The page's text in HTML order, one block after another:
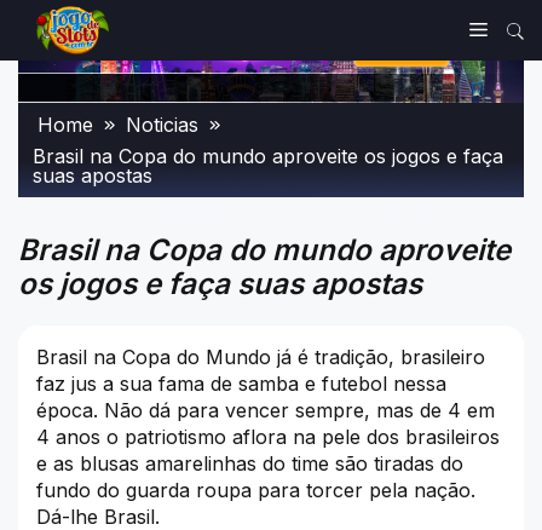
Skip
content
Menu
Home
Noticias
Brasil na Copa do mundo aproveite os jogos e faça
suas apostas
Brasil na Copa do mundo aproveite
os jogos e faça suas apostas
Brasil na Copa do Mundo já é tradição, brasileiro
faz jus a sua fama de samba e futebol nessa
época. Não dá para vencer sempre, mas de 4 em
4 anos o patriotismo aflora na pele dos brasileiros
e as blusas amarelinhas do time são tiradas do
fundo do guarda roupa para torcer pela nação.
Dá-lhe Brasil.